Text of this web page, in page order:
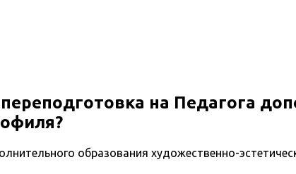
на Педагога
образования художественно-